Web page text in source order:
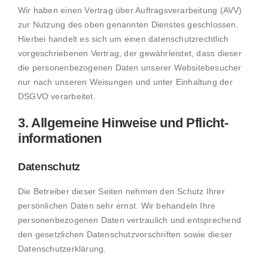
Wir haben einen Vertrag über Auftragsverarbeitung (AVV)
zur Nutzung des oben genannten Dienstes geschlossen.
Hierbei handelt es sich um einen datenschutzrechtlich
vorgeschriebenen Vertrag, der gewährleistet, dass dieser
die personenbezogenen Daten unserer Websitebesucher
nur nach unseren Weisungen und unter Einhaltung der
DSGVO verarbeitet.
3. Allgemeine Hinweise und Pflicht­
informationen
Datenschutz
Die Betreiber dieser Seiten nehmen den Schutz Ihrer
persönlichen Daten sehr ernst. Wir behandeln Ihre
personenbezogenen Daten vertraulich und entsprechend
den gesetzlichen Datenschutzvorschriften sowie dieser
Datenschutzerklärung.